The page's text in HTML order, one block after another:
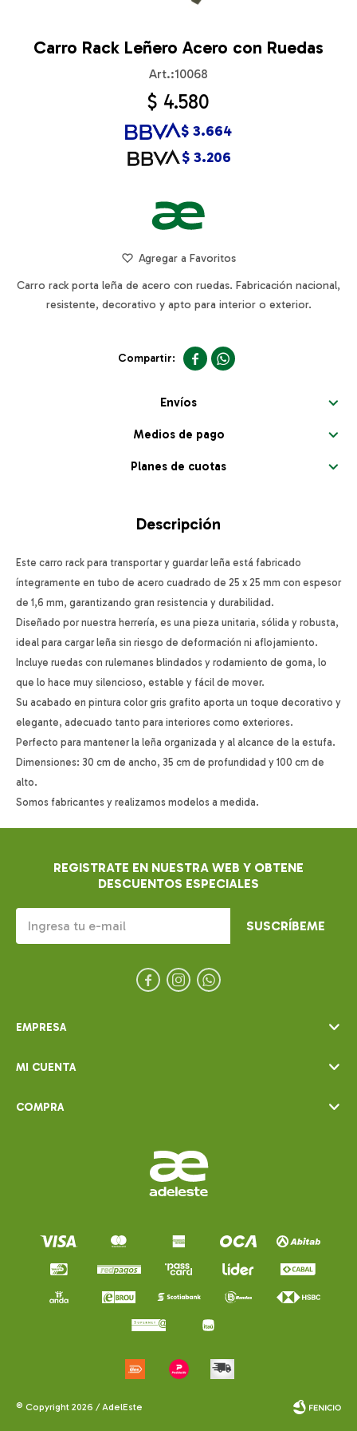
Carro Rack Leñero Acero con Ruedas
10068
$ 4.580
$ 3.206
$ 3.664
Carro rack porta leña de acero con ruedas. Fabricación nacional,
resistente, decorativo y apto para interior o exterior.
 
Envíos
Medios de pago
Planes de cuotas
Descripción
Este carro rack para transportar y guardar leña está fabricado
íntegramente en tubo de acero cuadrado de 25 x 25 mm con espesor
de 1,6 mm, garantizando gran resistencia y durabilidad.
Diseñado por nuestra herrería, es una pieza unitaria, sólida y robusta,
ideal para cargar leña sin riesgo de deformación ni aflojamiento.
Incluye ruedas con rulemanes blindados y rodamiento de goma, lo
que lo hace muy silencioso, estable y fácil de mover.
Su acabado en pintura color gris grafito aporta un toque decorativo y
elegante, adecuado tanto para interiores como exteriores.
Perfecto para mantener la leña organizada y al alcance de la estufa.
Dimensiones: 30 cm de ancho, 35 cm de profundidad y 100 cm de
alto.
Somos fabricantes y realizamos modelos a medida.
EMPRESA
MI CUENTA
COMPRA
REGISTRATE EN NUESTRA WEB Y OBTENE
DESCUENTOS ESPECIALES
SUSCRÍBEME
  
© Copyright 2026 / AdelEste